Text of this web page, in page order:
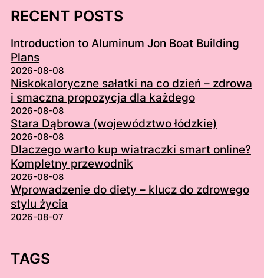
RECENT POSTS
Introduction to Aluminum Jon Boat Building
Plans
2026-08-08
Niskokaloryczne sałatki na co dzień – zdrowa
i smaczna propozycja dla każdego
2026-08-08
Stara Dąbrowa (województwo łódzkie)
2026-08-08
Dlaczego warto kup wiatraczki smart online?
Kompletny przewodnik
2026-08-08
Wprowadzenie do diety – klucz do zdrowego
stylu życia
2026-08-07
TAGS